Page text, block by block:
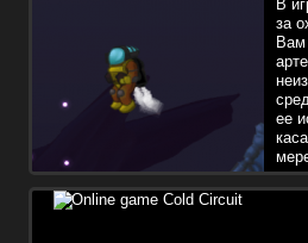
В
за
Вам
ее
касание земли будет стоить вам
монстра, то на 10%. Вам надо